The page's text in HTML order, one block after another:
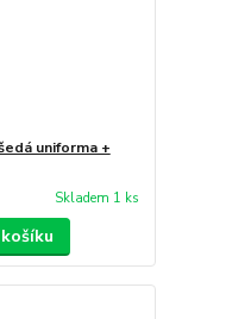
uniforma +
Skladem 1 ks